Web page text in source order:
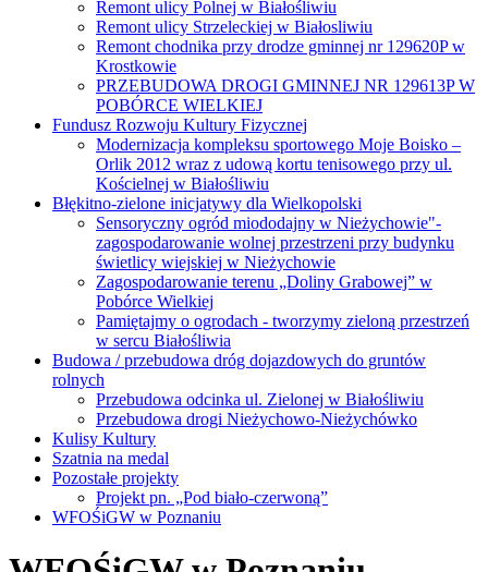
Remont ulicy Polnej w Białośliwiu
Remont ulicy Strzeleckiej w Białosliwiu
Remont chodnika przy drodze gminnej nr 129620P w
Krostkowie
PRZEBUDOWA DROGI GMINNEJ NR 129613P W
POBÓRCE WIELKIEJ
Fundusz Rozwoju Kultury Fizycznej
Modernizacja kompleksu sportowego Moje Boisko –
Orlik 2012 wraz z udową kortu tenisowego przy ul.
Kościelnej w Białośliwiu
Błękitno-zielone inicjatywy dla Wielkopolski
Sensoryczny ogród miododajny w Nieżychowie"-
zagospodarowanie wolnej przestrzeni przy budynku
świetlicy wiejskiej w Nieżychowie
Zagospodarowanie terenu „Doliny Grabowej” w
Pobórce Wielkiej
Pamiętajmy o ogrodach - tworzymy zieloną przestrzeń
w sercu Białośliwia
Budowa / przebudowa dróg dojazdowych do gruntów
rolnych
Przebudowa odcinka ul. Zielonej w Białośliwiu
Przebudowa drogi Nieżychowo-Nieżychówko
Kulisy Kultury
Szatnia na medal
Pozostałe projekty
Projekt pn. „Pod biało-czerwoną”
WFOŚiGW w Poznaniu